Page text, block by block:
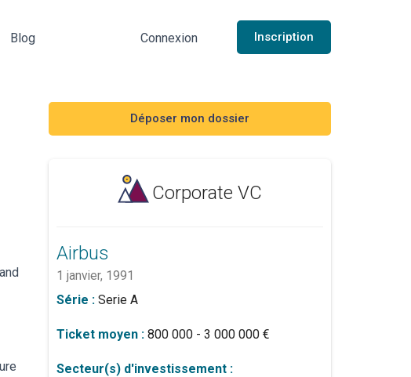
Blog Connexion Inscription
Déposer mon dossier
Corporate VC
Airbus
1 janvier, 1991
Série : Serie A
Ticket moyen : 800 000 - 3 000 000 €
Secteur(s) d'investissement :